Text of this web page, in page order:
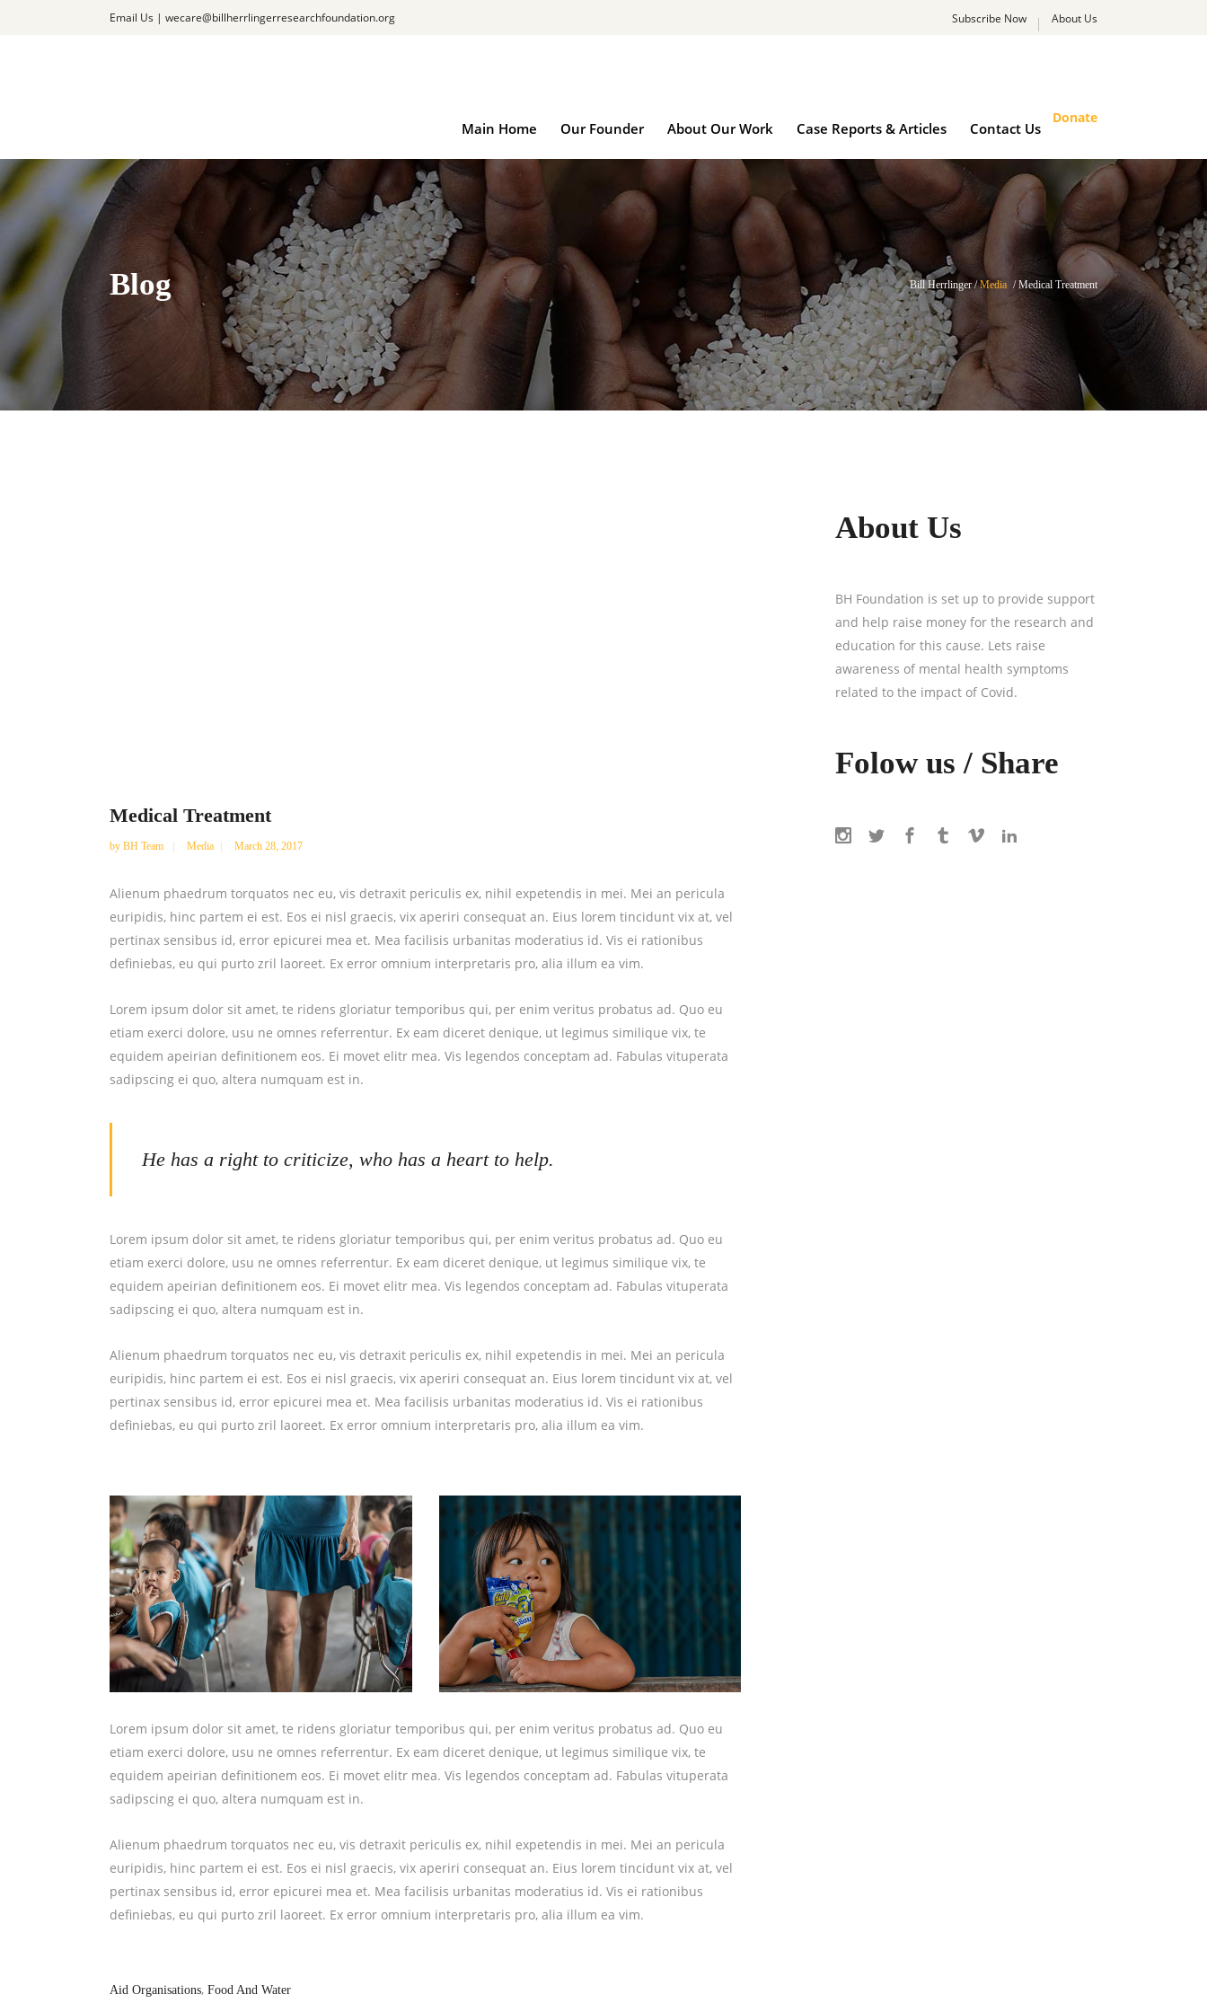
Email Us | wecare@billherrlingerresearchfoundation.org Subscribe Now About Us
Main Home Our Founder About Our Work Case Reports & Articles Contact Us
Donate
Case Reports & Articles Contact Us
Blog Bill Herrlinger/Media /Medical Treatment
Medical Treatment
by BH Team Media March 28, 2017
Alienum phaedrum torquatos nec eu, vis detraxit periculis ex, nihil expetendis in mei. Mei an pericula
euripidis, hinc partem ei est. Eos ei nisl graecis, vix aperiri consequat an. Eius lorem tincidunt vix at, vel
pertinax sensibus id, error epicurei mea et. Mea facilisis urbanitas moderatius id. Vis ei rationibus
definiebas, eu qui purto zril laoreet. Ex error omnium interpretaris pro, alia illum ea vim.
Lorem ipsum dolor sit amet, te ridens gloriatur temporibus qui, per enim veritus probatus ad. Quo eu
etiam exerci dolore, usu ne omnes referrentur. Ex eam diceret denique, ut legimus similique vix, te
equidem apeirian definitionem eos. Ei movet elitr mea. Vis legendos conceptam ad. Fabulas vituperata
sadipscing ei quo, altera numquam est in.
He has a right to criticize, who has a heart to help.
Lorem ipsum dolor sit amet, te ridens gloriatur temporibus qui, per enim veritus probatus ad. Quo eu
etiam exerci dolore, usu ne omnes referrentur. Ex eam diceret denique, ut legimus similique vix, te
equidem apeirian definitionem eos. Ei movet elitr mea. Vis legendos conceptam ad. Fabulas vituperata
sadipscing ei quo, altera numquam est in.
Alienum phaedrum torquatos nec eu, vis detraxit periculis ex, nihil expetendis in mei. Mei an pericula
euripidis, hinc partem ei est. Eos ei nisl graecis, vix aperiri consequat an. Eius lorem tincidunt vix at, vel
pertinax sensibus id, error epicurei mea et. Mea facilisis urbanitas moderatius id. Vis ei rationibus
definiebas, eu qui purto zril laoreet. Ex error omnium interpretaris pro, alia illum ea vim.
Lorem ipsum dolor sit amet, te ridens gloriatur temporibus qui, per enim veritus probatus ad. Quo eu
etiam exerci dolore, usu ne omnes referrentur. Ex eam diceret denique, ut legimus similique vix, te
equidem apeirian definitionem eos. Ei movet elitr mea. Vis legendos conceptam ad. Fabulas vituperata
sadipscing ei quo, altera numquam est in.
Alienum phaedrum torquatos nec eu, vis detraxit periculis ex, nihil expetendis in mei. Mei an pericula
euripidis, hinc partem ei est. Eos ei nisl graecis, vix aperiri consequat an. Eius lorem tincidunt vix at, vel
pertinax sensibus id, error epicurei mea et. Mea facilisis urbanitas moderatius id. Vis ei rationibus
definiebas, eu qui purto zril laoreet. Ex error omnium interpretaris pro, alia illum ea vim.
Aid Organisations, Food And Water
About Us
BH Foundation is set up to provide support
and help raise money for the research and
education for this cause. Lets raise
awareness of mental health symptoms
related to the impact of Covid.
Folow us / Share
About Us
The Bill Herrlinger Research Fund for Covid 19 Neurological Disorders is a
nonprofit 501c (3) that was established to provide support and help raise